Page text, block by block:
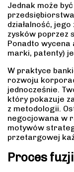
Jednak może
działalność,
zysków poprzez
Ponadto
marki, patenty)
W praktyce
rozwoju
jednocześnie.
który pokazuje
z metodologii.
negocjowana w
motywów
przetargowej
Proces